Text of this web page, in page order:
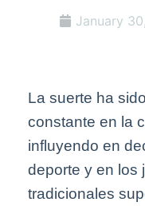
January
La suerte ha
constante en la
influyendo en
deporte y en los
tradicionales